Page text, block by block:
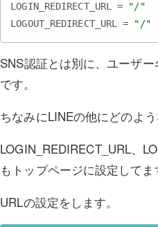
LOGIN_REDIRECT_URL =
"/"
LOGOUT_REDIRECT_URL = "/"
SNS認証とは別に、ユーザ
です。
ちなみにLINEの他にどのよ
LOGIN_REDIRECT_URL、
もトップページに設定してま
URLの設定をします。